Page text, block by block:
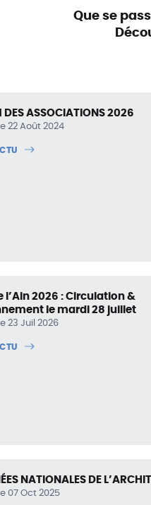
Que se
DES ASSOCIATIONS 2026
22 Août 2024
l’Ain 2026 : Circulation &
le mardi 28 juillet
23 Juil 2026
NATIONALES DE
07 Oct 2025